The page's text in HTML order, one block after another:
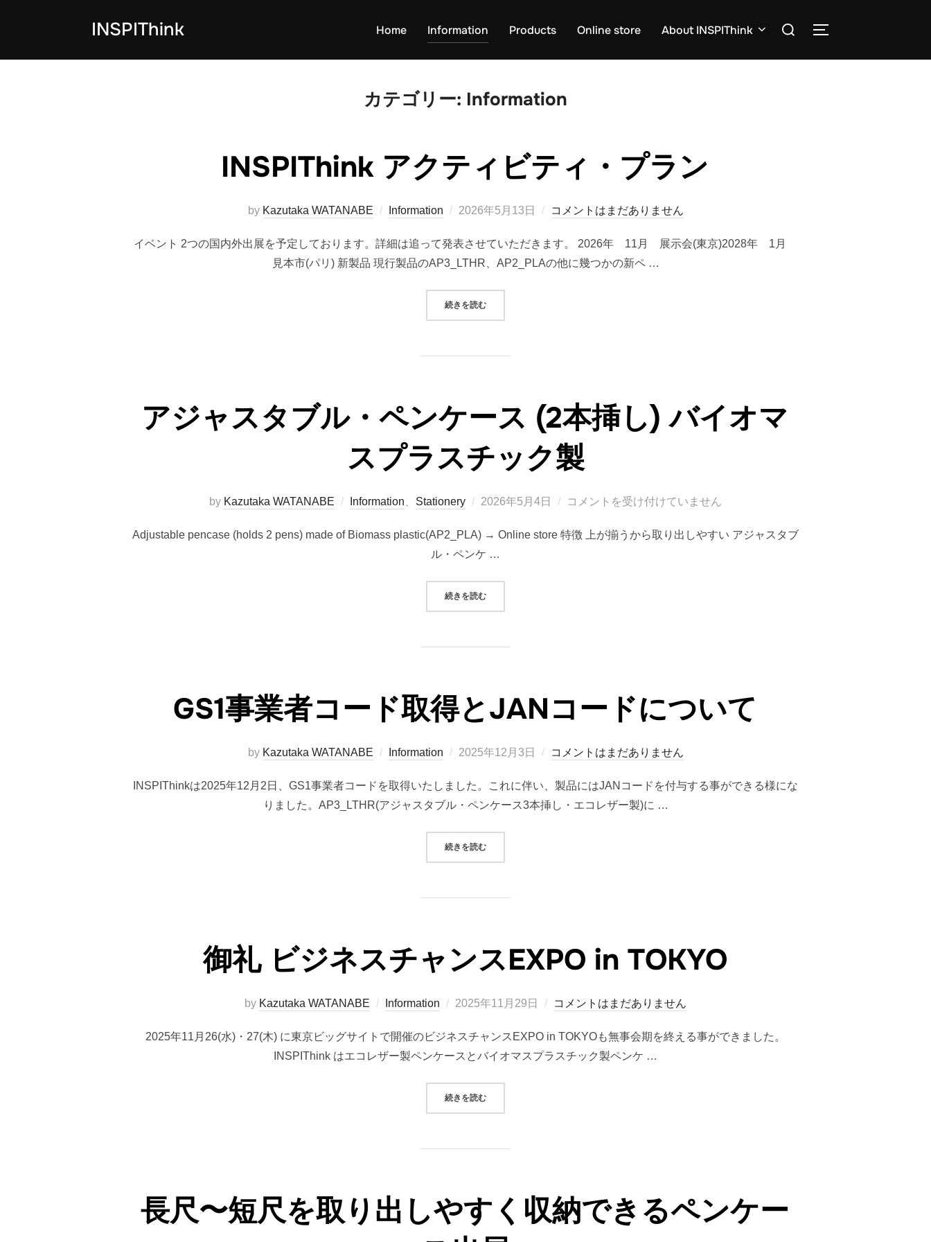
INSPIThink Home Information Products Online store About INSPIThink
検
対
サイドバーとナビゲ
カテゴリー: Information
INSPIThink アクティビティ・プラン
by Kazutaka WATANABE Information
投
日:
2026年5月13日 コメントはまだありません
イベント 2つの国内外出展を予定しております。詳細は追って発表させていただきます。 2026年 11月 展示会(東京)2028年 1月
見本市(パリ) 新製品 現行製品のAP3_LTHR、AP2_PLAの他に幾つかの新ペ …
続きを読む“INSPITHINK アクティビティ・プラン”
アジャスタブル・ペンケース (2本挿し) バイオマ
スプラスチック製
by Kazutaka WATANABE Information Stationery
投
日:
2026年5月4日 コメントを受け付けていません
Adjustable pencase (holds 2 pens) made of Biomass plastic(AP2_PLA) → Online store 特徴 上が揃うから取り出しやすい アジャスタブ
ル・ペンケ …
続きを読む“アジャスタブル・ペンケース (2本挿し) バイオマスプラスチック製”
GS1事業者コード取得とJANコードについて
by Kazutaka WATANABE Information
投
日:
2025年12月3日 コメントはまだありません
INSPIThinkは2025年12月2日、GS1事業者コードを取得いたしました。これに伴い、製品にはJANコードを付与する事ができる様にな
りました。AP3_LTHR(アジャスタブル・ペンケース3本挿し・エコレザー製)に …
続きを読む“GS1事業者コード取得とJANコードについて”
御礼 ビジネスチャンスEXPO in TOKYO
by Kazutaka WATANABE Information
投
日:
2025年11月29日 コメントはまだありません
2025年11月26(水)・27(木) に東京ビッグサイトで開催のビジネスチャンスEXPO in TOKYOも無事会期を終える事ができました。
INSPIThink はエコレザー製ペンケースとバイオマスプラスチック製ペンケ …
続きを読む“御礼 ビジネスチャンスEXPO IN TOKYO”
長尺〜短尺を取り出しやすく収納できるペンケー